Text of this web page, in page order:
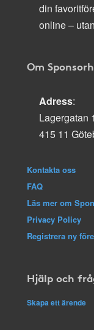
din
online –
Om
Adress:
Lagergatan
415 11
Kontakta oss
FAQ
Läs mer om
Privacy Policy
Registrera ny
Hjälp och
Skapa ett ärende